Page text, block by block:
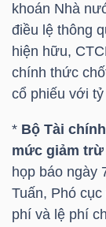
khoán Nhà
điều lệ thông
hiện hữu,
chính thức
cổ phiếu với
* Bộ Tài
mức giảm trừ
họp báo ngày
Tuấn, Phó
phí và lệ phí
TÀI
CHÍNH
CÔNG
NGHỆ
THÔNG
TIN